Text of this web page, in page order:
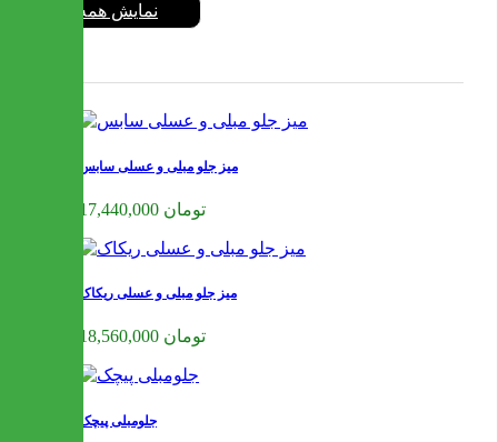
نمایش همه
میز جلو مبلی و عسلی سابس
17,440,000 تومان
میز جلو مبلی و عسلی ریکاک
18,560,000 تومان
جلومبلی پیچک